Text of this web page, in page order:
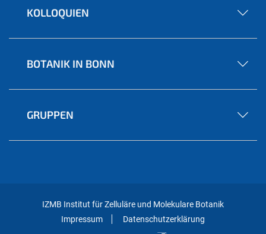
KOLLOQUIEN
BOTANIK IN BONN
GRUPPEN
IZMB Institut für Zelluläre und Molekulare Botanik
Impressum
Datenschutzerklärung